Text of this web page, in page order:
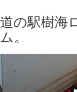
道の駅樹海
ム。